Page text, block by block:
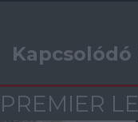
PREMIER